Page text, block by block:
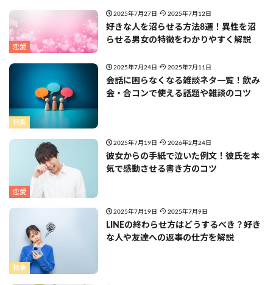
恋愛
2025年7月27日 2025年7月12日
好きな人を沼らせる方法8選！異性を沼
らせる男女の特徴をわかりやすく解説
特集
2025年7月24日 2025年7月11日
会話に困らなくなる雑談ネタ一覧！飲み
会・合コンで使える話題や雑談のコツ
恋愛
2025年7月19日 2026年2月24日
彼女からの手紙で泣いた例文！彼氏を本
気で感動させる書き方のコツ
特集
2025年7月19日 2025年7月9日
LINEの終わらせ方はどうするべき？好き
な人や友達への返事の仕方を解説